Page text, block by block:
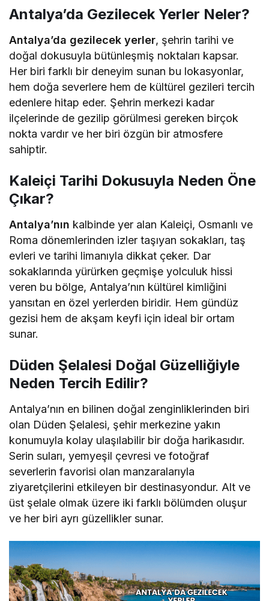
Antalya’da Gezilecek Yerler Neler?
Antalya’da gezilecek yerler, şehrin tarihi ve
doğal dokusuyla bütünleşmiş noktaları kapsar.
Her biri farklı bir deneyim sunan bu lokasyonlar,
hem doğa severlere hem de kültürel gezileri tercih
edenlere hitap eder. Şehrin merkezi kadar
ilçelerinde de gezilip görülmesi gereken birçok
nokta vardır ve her biri özgün bir atmosfere
sahiptir.
Kaleiçi Tarihi Dokusuyla Neden Öne
Çıkar?
Antalya’nın kalbinde yer alan Kaleiçi, Osmanlı ve
Roma dönemlerinden izler taşıyan sokakları, taş
evleri ve tarihi limanıyla dikkat çeker. Dar
sokaklarında yürürken geçmişe yolculuk hissi
veren bu bölge, Antalya’nın kültürel kimliğini
yansıtan en özel yerlerden biridir. Hem gündüz
gezisi hem de akşam keyfi için ideal bir ortam
sunar.
Düden Şelalesi Doğal Güzelliğiyle
Neden Tercih Edilir?
Antalya’nın en bilinen doğal zenginliklerinden biri
olan Düden Şelalesi, şehir merkezine yakın
konumuyla kolay ulaşılabilir bir doğa harikasıdır.
Serin suları, yemyeşil çevresi ve fotoğraf
severlerin favorisi olan manzaralarıyla
ziyaretçilerini etkileyen bir destinasyondur. Alt ve
üst şelale olmak üzere iki farklı bölümden oluşur
ve her biri ayrı güzellikler sunar.